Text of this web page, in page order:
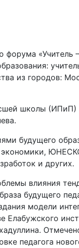
форума «Учитель
из городов:
школы (ИПиП)
будущего
экономики,
и других.
влияния
будущего
модели
Елабужского
педагога